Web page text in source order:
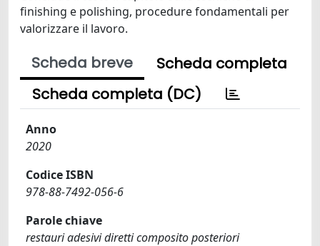
finishing e polishing, procedure fondamentali per
valorizzare il lavoro.
Scheda breve
Scheda completa
Scheda completa (DC)
Anno
2020
Codice ISBN
978-88-7492-056-6
Parole chiave
restauri adesivi diretti composito posteriori